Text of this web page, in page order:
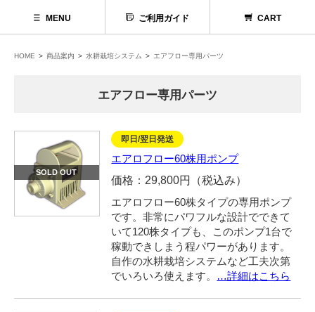
MENU
代理店募集
お問い合わせ
ご利用ガイド CART
HOME 商品案内 水耕栽培システム エアフロー専用パーツ
エアフロー専用パーツ
SOLD OUT
即日/翌日発送
エアロフロー60株用ポンプ
価格：29,800円（税込み）
エアロフロー60株タイプの専用ポンプ
です。非常にパワフルな設計でできて
いて120株タイプも、このポンプ1台で
稼動できしまう程パワーがあります。
自作の水耕栽培システムなど工夫次第
でいろいろ使えます。 …詳細はこちら